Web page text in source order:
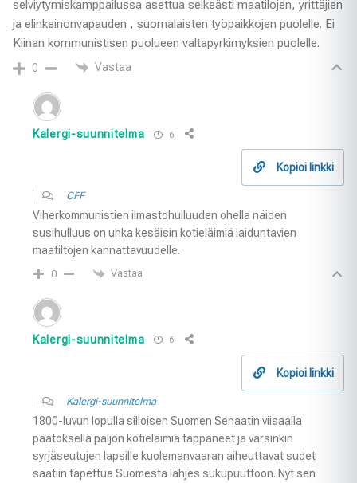
selviytymiskamppailussa asettua selkeästi maatilojen, yrittäjien
ja elinkeinonvapauden , suomalaisten työpaikkojen puolelle. Ei
Kiinan kommunistisen puolueen valtapyrkimyksien puolelle.
0 Vastaa
Kalergi-suunnitelma 6
Kopioi linkki
CFF
Viherkommunistien ilmastohulluuden ohella näiden
susihulluus on uhka kesäisin kotieläimiä laiduntavien
maatiltojen kannattavuudelle.
0 Vastaa
Kalergi-suunnitelma 6
Kopioi linkki
Kalergi-suunnitelma
1800-luvun lopulla silloisen Suomen Senaatin viisaalla
päätöksellä paljon kotieläimiä tappaneet ja varsinkin
syrjäseutujen lapsille kuolemanvaaran aiheuttavat sudet
saatiin tapettua Suomesta lähjes sukupuuttoon. Nyt sen